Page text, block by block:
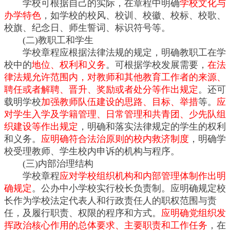
学校可根据自己的实际，在章程中明确学校文化与
办学特色 ，如学校的校风、校训、校徽、校标、校歌、
校旗、纪念日、师生誓词、标识符号等。
(二)教职工和学生
学校章程应根据法律法规的规定，明确教职工在学
校中的地位、权利和义务。可根据学校发展需要， 在法
律法规允许范围内，对教师和其他教育工作者的来源、
聘任或者解聘、晋升、奖励或者处分等作出规定 。还可
载明学校加强教师队伍建设的思路、目标、举措等。 应
对学生入学及学籍管理、日常管理和共青团、少先队组
织建设等作出规定 ，明确和落实法律规定的学生的权利
和义务。 应明确符合法治原则的校内救济制度 ，明确学
校受理教师、学生校内申诉的机构与程序。
(三)内部治理结构
学校章程应对学校组织机构和内部管理体制作出明
确规定 。公办中小学校实行校长负责制。应明确规定校
长作为学校法定代表人和行政责任人的职权范围与责
任，及履行职责、权限的程序和方式。 应明确党组织发
挥政治核心作用的总体要求、主要职责和工作任务 ，在